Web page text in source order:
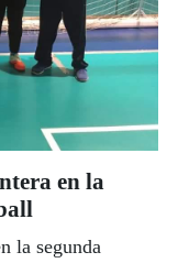
en la
la segunda